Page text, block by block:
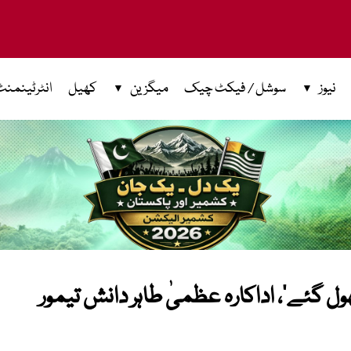
نیوز سوشل / فیکٹ چیک میگزین کھیل
گئے‘، اداکارہ عظمیٰ طاہر دانش تیمور